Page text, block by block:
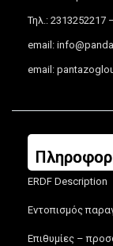
Τηλ.: 2313252217
email:
email:
ERDF Description
Εντοπισμός
Επιθυμίες –